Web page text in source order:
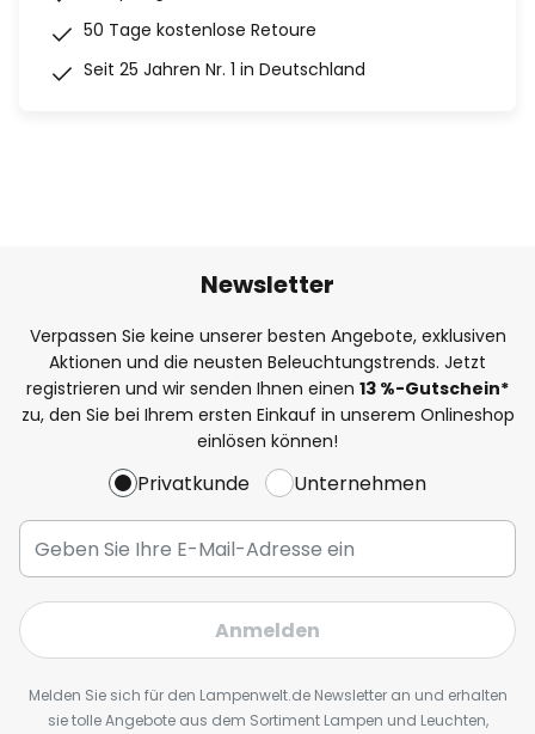
50 Tage kostenlose Retoure
Seit 25 Jahren Nr. 1 in Deutschland
Newsletter
Verpassen Sie keine unserer besten Angebote, exklusiven
Aktionen und die neusten Beleuchtungstrends. Jetzt
registrieren und wir senden Ihnen einen 13 %-Gutschein*
zu, den Sie bei Ihrem ersten Einkauf in unserem Onlineshop
einlösen können!
Privatkunde Unternehmen
Anmelden
Melden Sie sich für den Lampenwelt.de Newsletter an und erhalten
sie tolle Angebote aus dem Sortiment Lampen und Leuchten,